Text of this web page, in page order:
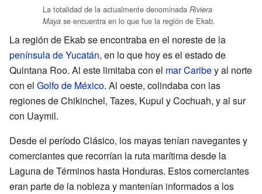
La totalidad de la actualmente denominada Riviera
Maya se encuentra en lo que fue la región de Ekab.
La región de Ekab se encontraba en el noreste de la
península de Yucatán, en lo que hoy es el estado de
Quintana Roo. Al este limitaba con el mar Caribey al norte
con el Golfo de México. Al oeste, colindaba con las
regiones de Chikinchel, Tazes, Kupul y Cochuah, y al sur
con Uaymil.
Desde el período Clásico, los mayas tenían navegantes y
comerciantes que recorrían la ruta marítima desde la
Laguna de Términos hasta Honduras. Estos comerciantes
eran parte de la nobleza y mantenían informados a los